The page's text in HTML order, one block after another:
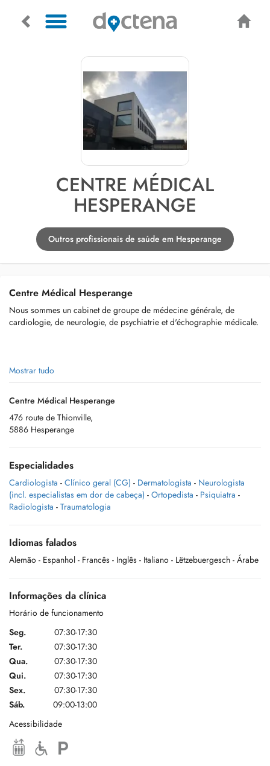
CENTRE MÉDICAL
HESPERANGE
Outros profissionais de saúde em Hesperange
Centre Médical Hesperange
Nous sommes un cabinet de groupe de médecine générale, de
cardiologie, de neurologie, de psychiatrie et d'échographie médicale.
Ouvert de lundi à vendredi 7.30-17:30
DR PAMELA FRISCH – médecin généraliste
DR GUY SCHANEN – médecin généraliste
PASCALE SCHANEN – médecin généraliste
MARC TRIERWEILER – médecin généraliste
DR RICHARD BATAL – médecin généraliste
DR PATRIZIA DEL FABBRO – médecin spécialiste en neurologie
DR RENZO DEL FABBRO – médecin spécialiste en radiologie
DR PETER BINZ – médecin spécialiste en psychiatrie
Nous garantissons une prise en charge globale ainsi que spécialisée
dans notre cabinet pluridisciplinaire.
Mostrar tudo
Centre Médical Hesperange
476 route de Thionville,
5886 Hesperange
Especialidades
Cardiologista - Clínico geral (CG) - Dermatologista - Neurologista
(incl. especialistas em dor de cabeça) - Ortopedista - Psiquiatra -
Radiologista - Traumatologia
Idiomas falados
Alemão - Espanhol - Francês - Inglês - Italiano - Lëtzebuergesch - Árabe
Informações da clínica
Horário de funcionamento
Seg.
07:30-17:30
Ter.
07:30-17:30
Qua.
07:30-17:30
Qui.
07:30-17:30
Sex.
07:30-17:30
Sáb.
09:00-13:00
Acessibilidade